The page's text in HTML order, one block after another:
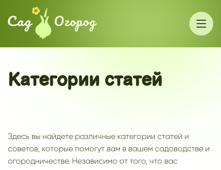
Категории статей
Здесь вы найдете различные категории статей и
советов, которые помогут вам в вашем садоводстве и
огородничестве. Независимо от того, что вас